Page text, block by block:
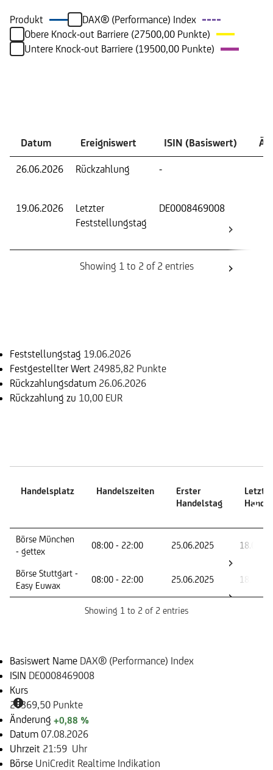
Produkt
DAX® (Performance) Index
Obere Knock-out Barriere (27500,00 Punkte)
Untere Knock-out Barriere (19500,00 Punkte)
Datum Ereigniswert ISIN (Basiswert)
26.06.2026 Rückzahlung -
19.06.2026
Letzter
Feststellungstag
DE0008469008
Showing 1 to 2 of 2 entries
Feststellungstag 19.06.2026
Festgestellter Wert 24985,82 Punkte
Rückzahlungsdatum 26.06.2026
Rückzahlung zu 10,00 EUR
Handelsplatz Handelszeiten
Erster
Handelstag
Letzter
Handelsplatz
Handelstag
Börse München
- gettex
08:00 - 22:00 25.06.2025
Börse Stuttgart -
Easy Euwax
08:00 - 22:00 25.06.2025
Showing 1 to 2 of 2 entries
Basiswert Name DAX® (Performance) Index
ISIN DE0008469008
Kurs
26369,50 Punkte
Änderung +0,88 %
Datum 07.08.2026
Uhrzeit 21:59 Uhr
Börse UniCredit Realtime Indikation